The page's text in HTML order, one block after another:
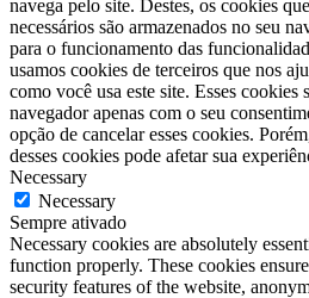
navega pelo site. Destes, os cookies
necessários são armazenados no seu
para o funcionamento das
usamos cookies de terceiros que nos
como você usa este site. Esses cookies
navegador apenas com o seu
opção de cancelar esses cookies.
desses cookies pode afetar sua
Necessary
Necessary
Sempre ativado
Necessary cookies are absolutely
function properly. These cookies
security features of the website,